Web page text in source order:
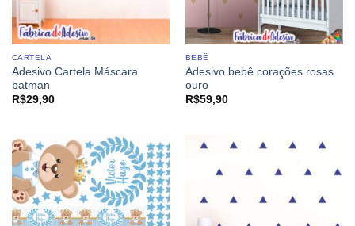
CARTELA
Adesivo Cartela Máscara
batman
R$29,90
BEBÊ
Adesivo bebê corações rosas
ouro
R$59,90